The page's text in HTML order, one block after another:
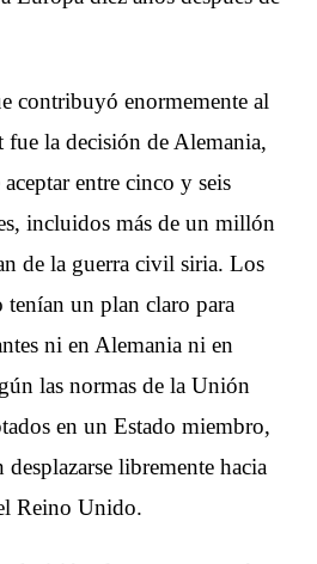
contribuyó enormemente al
la decisión de Alemania,
entre cinco y seis
incluidos más de un millón
de la guerra civil siria. Los
tenían un plan claro para
ni en Alemania ni en
las normas de la Unión
en un Estado miembro,
libremente hacia
Reino Unido.